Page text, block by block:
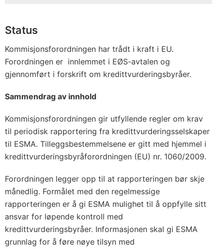
Status
Kommisjonsforordningen har trådt i kraft i EU.
Forordningen er innlemmet i EØS-avtalen og
gjennomført i forskrift om kredittvurderingsbyråer.
Sammendrag av innhold
Kommisjonsforordningen gir utfyllende regler om krav
til periodisk rapportering fra kredittvurderingsselskaper
til ESMA. Tilleggsbestemmelsene er gitt med hjemmel i
kredittvurderingsbyråforordningen (EU) nr. 1060/2009.
Forordningen legger opp til at rapporteringen bør skje
månedlig. Formålet med den regelmessige
rapporteringen er å gi ESMA mulighet til å oppfylle sitt
ansvar for løpende kontroll med
kredittvurderingsbyråer. Informasjonen skal gi ESMA
grunnlag for å føre nøye tilsyn med